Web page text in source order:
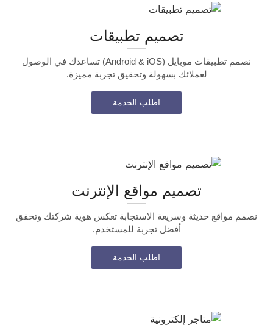
تصميم تطبيقات
نصمم تطبيقات موبايل (Android & iOS) تساعدك في الوصول
لعملائك بسهولة وتحقيق تجربة مميزة.
اطلب الخدمة
تصميم مواقع الإنترنت
نصمم مواقع حديثة وسريعة الاستجابة تعكس هوية شركتك وتحقق
أفضل تجربة للمستخدم.
اطلب الخدمة